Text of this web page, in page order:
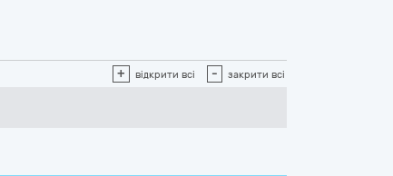
+ відкрити всі - закрити всі